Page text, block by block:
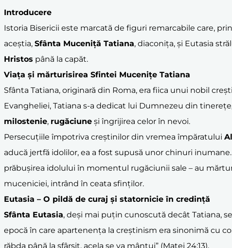
Introducere
Istoria Bisericii este marcată de figuri remarcabile care,
aceștia, Sfânta Muceniță Tatiana, diaconița, și Eutasia
Hristos până la capăt.
Viața și mărturisirea Sfintei Mucenițe Tatiana
Sfânta Tatiana, originară din Roma, era fiica unui nobil
Evangheliei, Tatiana s-a dedicat lui Dumnezeu din
milostenie, rugăciune și îngrijirea celor în nevoi.
Persecuțiile împotriva creștinilor din vremea împăratului
aducă jertfă idolilor, ea a fost supusă unor chinuri
prăbușirea idolului în momentul rugăciunii sale – au
muceniciei, intrând în ceata sfinților.
Eutasia – O pildă de curaj și statornicie în credință
Sfânta Eutasia, deși mai puțin cunoscută decât Tatiana,
epocă în care apartenența la creștinism era sinonimă cu
răbda până la sfârșit, acela se va mântui” (Matei 24:13).